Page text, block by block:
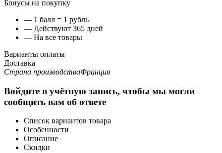
Бонусы на покупку
— 1 балл = 1 рубль
— Действуют 365 дней
— На все товары
Варианты оплаты
Доставка
Страна производстваФранция
Войдите в учётную запись, чтобы мы могли
сообщить вам об ответе
Список вариантов товара
Особенности
Описание
Скидки